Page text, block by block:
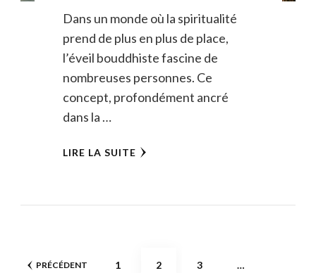
Dans un monde où la spiritualité
prend de plus en plus de place,
l’éveil bouddhiste fascine de
nombreuses personnes. Ce
concept, profondément ancré
dans la …
LIRE LA SUITE
Pagination
PRÉCÉDENT PAGE
1 PAGE
2 PAGE
3 …